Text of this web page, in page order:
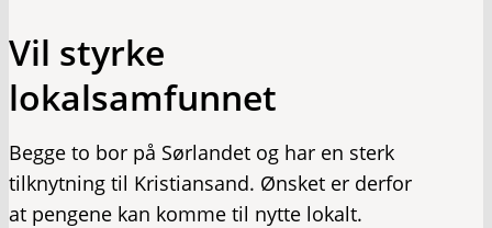
Vil styrke
lokalsamfunnet
Begge to bor på Sørlandet og har en sterk
tilknytning til Kristiansand. Ønsket er derfor
at pengene kan komme til nytte lokalt.